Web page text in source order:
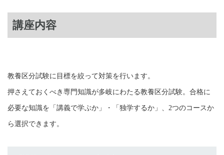
講座内容
教養区分試験に目標を絞って対策を行います。
押さえておくべき専門知識が多岐にわたる教養区分試験。合格に
必要な知識を「講義で学ぶか」・「独学するか」、2つのコースか
ら選択できます。